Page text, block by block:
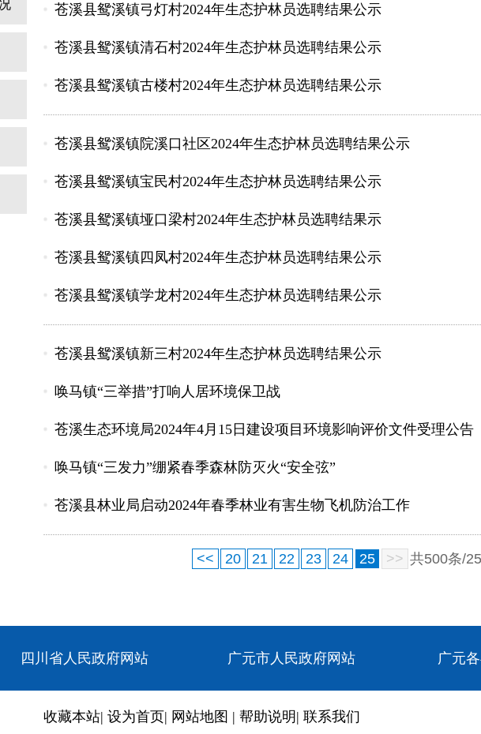
苍溪县鸳溪镇弓灯村2024年生态护林员选聘结果公示
苍溪县鸳溪镇清石村2024年生态护林员选聘结果公示
苍溪县鸳溪镇古楼村2024年生态护林员选聘结果公示
苍溪县鸳溪镇院溪口社区2024年生态护林员选聘结果公示
苍溪县鸳溪镇宝民村2024年生态护林员选聘结果公示
苍溪县鸳溪镇垭口梁村2024年生态护林员选聘结果示
苍溪县鸳溪镇四凤村2024年生态护林员选聘结果公示
苍溪县鸳溪镇学龙村2024年生态护林员选聘结果公示
苍溪县鸳溪镇新三村2024年生态护林员选聘结果公示
唤马镇“三举措”打响人居环境保卫战
苍溪生态环境局2024年4月15日建设项目环境影响评价文件受理公告
唤马镇“三发力”绷紧春季森林防灭火“安全弦”
苍溪县林业局启动2024年春季林业有害生物飞机防治工作
<< 20 21 22 23 24 25 >> 共500条/25
四川省人民政府网站 广元市人民政府网站
收藏本站| 设为首页| 网站地图 | 帮助说明 | 联系我们